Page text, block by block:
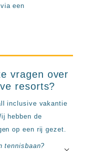
een
vragen over
resorts?
inclusive vakantie
hebben de
op een rij gezet.
tennisbaan?